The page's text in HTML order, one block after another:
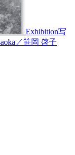
Exhibition写
／笹岡 啓子